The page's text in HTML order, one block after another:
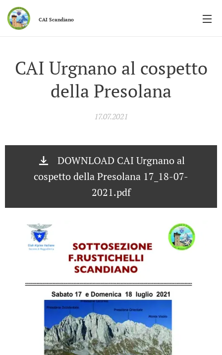
CAI Scandiano
CAI Urgnano al cospetto
della Presolana
17.07.2021
DOWNLOAD CAI Urgnano al
cospetto della Presolana 17_18-07-
2021.pdf